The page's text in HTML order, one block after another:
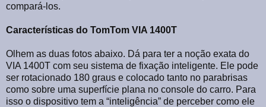
compará-los.
Características do TomTom VIA 1400T
Olhem as duas fotos abaixo. Dá para ter a noção exata do
VIA 1400T com seu sistema de fixação inteligente. Ele pode
ser rotacionado 180 graus e colocado tanto no parabrisas
como sobre uma superfície plana no console do carro. Para
isso o dispositivo tem a “inteligência” de perceber como ele